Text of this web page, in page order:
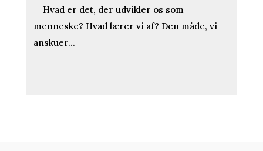
Hvad er det, der udvikler os som
menneske? Hvad lærer vi af? Den måde, vi
anskuer...